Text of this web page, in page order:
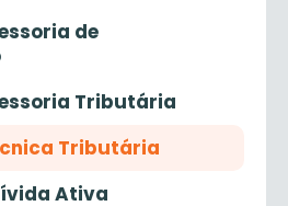
de
Tributária
Tributária
Ativa